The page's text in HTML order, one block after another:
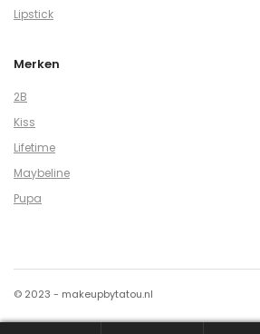
Lipstick
Merken
2B
Kiss
Lifetime
Maybeline
Pupa
© 2023 - makeupbytatou.nl